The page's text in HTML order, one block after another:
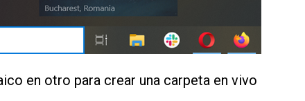
en otro para crear una carpeta en vivo